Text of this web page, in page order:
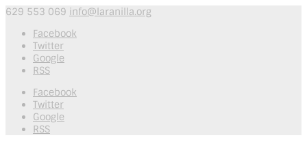
629 553 069 info@laranilla.org
Facebook
Twitter
Google
RSS
Facebook
Twitter
Google
RSS